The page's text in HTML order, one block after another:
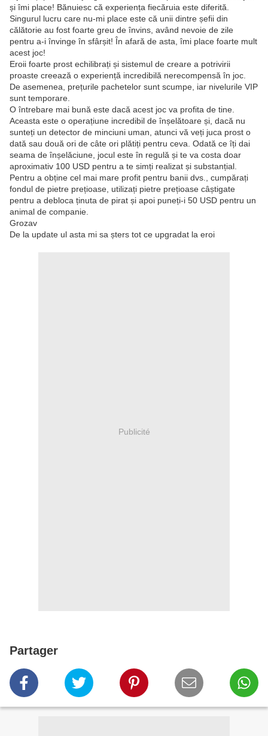
și îmi place! Bănuiesc că experiența fiecăruia este diferită.
Singurul lucru care nu-mi place este că unii dintre șefii din
călătorie au fost foarte greu de învins, având nevoie de zile
pentru a-i învinge în sfârșit! În afară de asta, îmi place foarte mult
acest joc!
Eroii foarte prost echilibrați și sistemul de creare a potrivirii
proaste creează o experiență incredibilă nerecompensă în joc.
De asemenea, prețurile pachetelor sunt scumpe, iar nivelurile VIP
sunt temporare.
O întrebare mai bună este dacă acest joc va profita de tine.
Aceasta este o operațiune incredibil de înșelătoare și, dacă nu
sunteți un detector de minciuni uman, atunci vă veți juca prost o
dată sau două ori de câte ori plătiți pentru ceva. Odată ce îți dai
seama de înșelăciune, jocul este în regulă și te va costa doar
aproximativ 100 USD pentru a te simți realizat și substanțial.
Pentru a obține cel mai mare profit pentru banii dvs., cumpărați
fondul de pietre prețioase, utilizați pietre prețioase câștigate
pentru a debloca ținuta de pirat și apoi puneți-i 50 USD pentru un
animal de companie.
Grozav
De la update ul asta mi sa șters tot ce upgradat la eroi
Publicité
Partager